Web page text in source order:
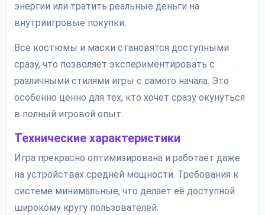
энергии или тратить реальные деньги на
внутриигровые покупки.
Все костюмы и маски становятся доступными
сразу, что позволяет экспериментировать с
различными стилями игры с самого начала. Это
особенно ценно для тех, кто хочет сразу окунуться
в полный игровой опыт.
Технические характеристики
Игра прекрасно оптимизирована и работает даже
на устройствах средней мощности. Требования к
системе минимальные, что делает её доступной
широкому кругу пользователей.